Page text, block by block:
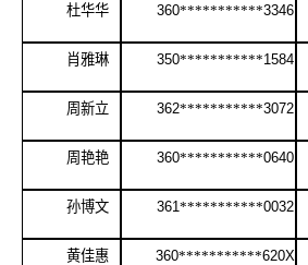
杜华华 360***********3346
肖雅琳 350***********1584
周新立 362***********3072
周艳艳 360***********0640
孙博文 361***********0032
黄佳惠 360***********620X